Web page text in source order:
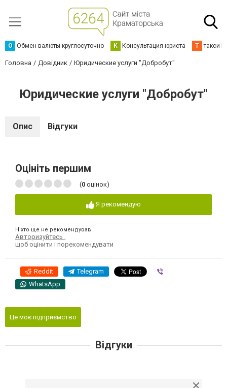
О Обмен валюты круглосуточно К Консультация юриста Т такси
Головна Довідник Юридические услуги "Добробут"
Юридические услуги "Добробут"
Опис Відгуки
Оцініть першим
(0 оцінок)
Я рекомендую
Ніхто ще не рекомендував
Авторизуйтесь
щоб оцінити і порекомендувати
Reddit Telegram
WhatsApp
Це моє підприємство
Відгуки